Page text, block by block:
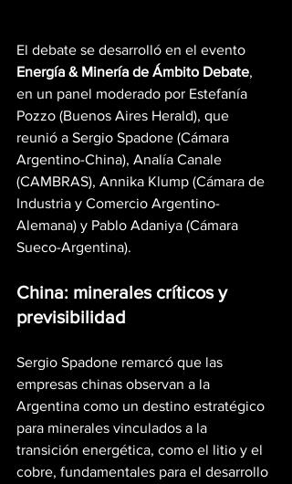
El debate se desarrolló en el evento
Energía & Minería de Ámbito Debate,
en un panel moderado por Estefanía
Pozzo (Buenos Aires Herald), que
reunió a Sergio Spadone (Cámara
Argentino-China), Analía Canale
(CAMBRAS), Annika Klump (Cámara de
Industria y Comercio Argentino-
Alemana) y Pablo Adaniya (Cámara
Sueco-Argentina).
China: minerales críticos y
previsibilidad
Sergio Spadone remarcó que las
empresas chinas observan a la
Argentina como un destino estratégico
para minerales vinculados a la
transición energética, como el litio y el
cobre, fundamentales para el desarrollo